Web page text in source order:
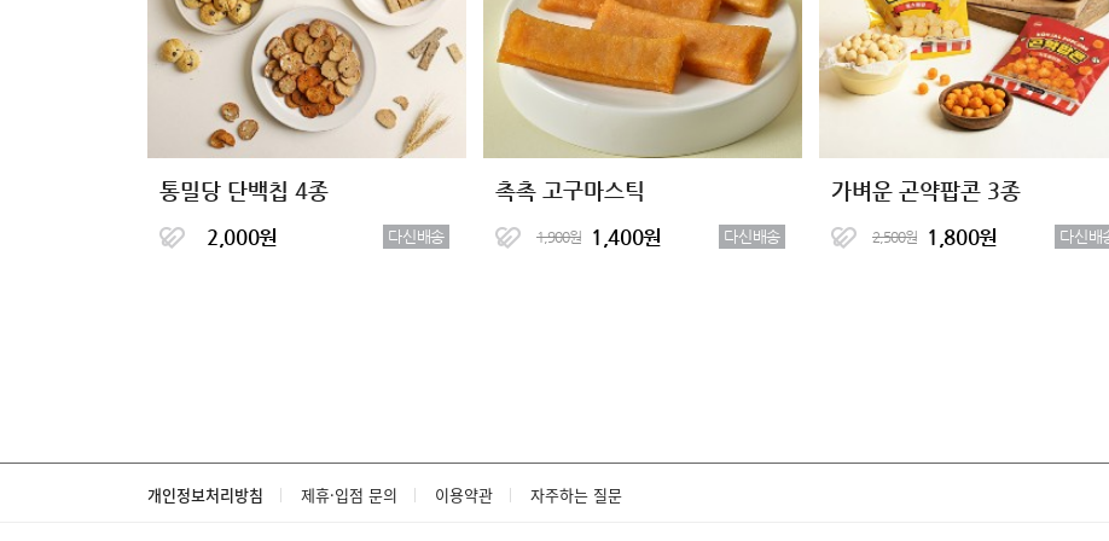
통밀당 단백칩 4종
2,000원 다신배송
촉촉 고구마스틱
1,900원 1,400원 다신배송
가벼운 곤약팝콘 3종
2,500원 1,800원 다신배
개인정보처리방침 제휴·입점 문의 이용약관 자주하는 질문